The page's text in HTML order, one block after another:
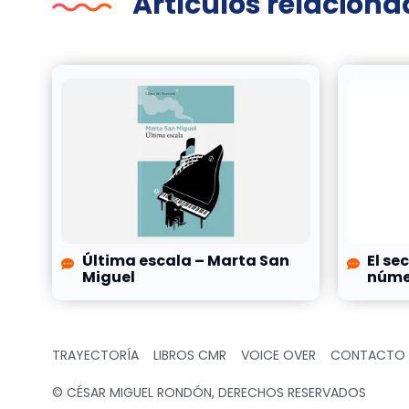
Última escala – Marta San
Miguel
El
TRAYECTORÍA LIBROS CMR VOICE OVER CONTACTO
© CÉSAR MIGUEL RONDÓN, DERECHOS RESERVADOS